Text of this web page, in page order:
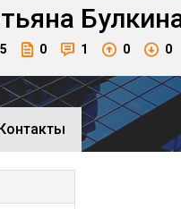
0 1 0 0